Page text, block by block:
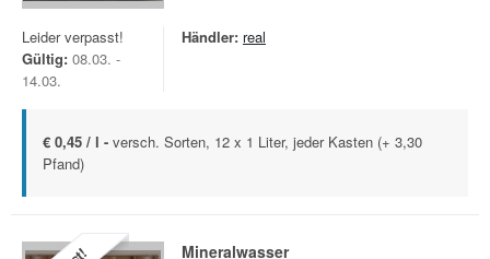
Leider verpasst!
Gültig: 08.03. -
14.03.
Händler: real
€ 0,45 / l - versch. Sorten, 12 x 1 Liter, jeder Kasten (+ 3,30
Pfand)
Mineralwasser